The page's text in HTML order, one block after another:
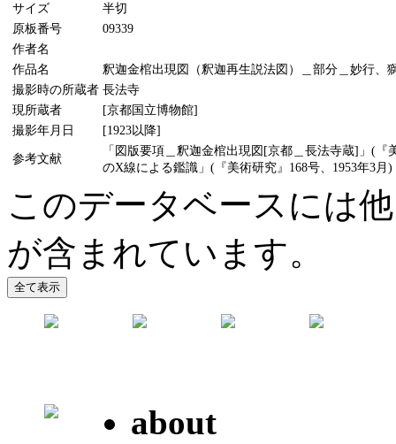
サイズ
半切
原板番号
09339
作者名
作品名
釈迦金棺出現図（釈迦再生説法図）＿部分＿妙行、
撮影時の所蔵者 長法寺
現所蔵者
[京都国立博物館]
撮影年月日
[1923以降]
参考文献
「図版要項＿釈迦金棺出現図[京都＿長法寺蔵]」(
のX線による鑑識」(『美術研究』168号、1953年3月)
このデータベースには
が含まれています。
about